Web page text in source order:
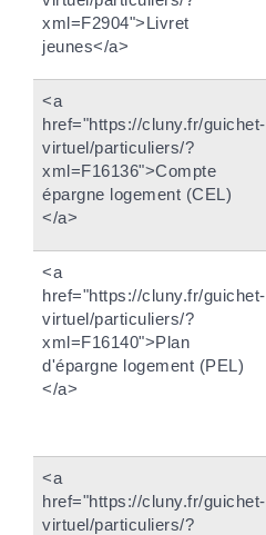
xml=F2904">Livret
jeunes</a>
<a
href="https://cluny.fr/guichet-
virtuel/particuliers/?
xml=F16136">Compte
épargne logement (CEL)
</a>
<a
href="https://cluny.fr/guichet-
virtuel/particuliers/?
xml=F16140">Plan
d'épargne logement (PEL)
</a>
<a
href="https://cluny.fr/guichet-
virtuel/particuliers/?